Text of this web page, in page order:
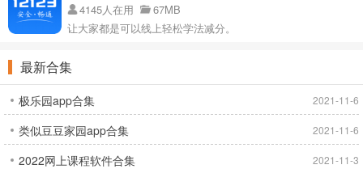
4145人在用
67MB
让大家都是可以线上轻松学法减分。
最新合集
极乐园app合集 2021-11-6
类似豆豆家园app合集 2021-11-6
2022网上课程软件合集 2021-11-3